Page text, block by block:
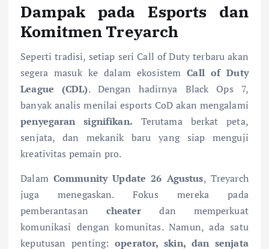
Dampak pada Esports dan
Komitmen Treyarch
Seperti tradisi, setiap seri Call of Duty terbaru akan
segera masuk ke dalam ekosistemCall of Duty
League (CDL). Dengan hadirnya Black Ops 7,
banyak analis menilai esports CoD akan mengalami
penyegaran signifikan. Terutama berkat peta,
senjata, dan mekanik baru yang siap menguji
kreativitas pemain pro.
Dalam Community Update 26 Agustus, Treyarch
juga menegaskan. Fokus mereka pada
pemberantasan cheater dan memperkuat
komunikasi dengan komunitas. Namun, ada satu
keputusan penting:operator, skin, dan senjata